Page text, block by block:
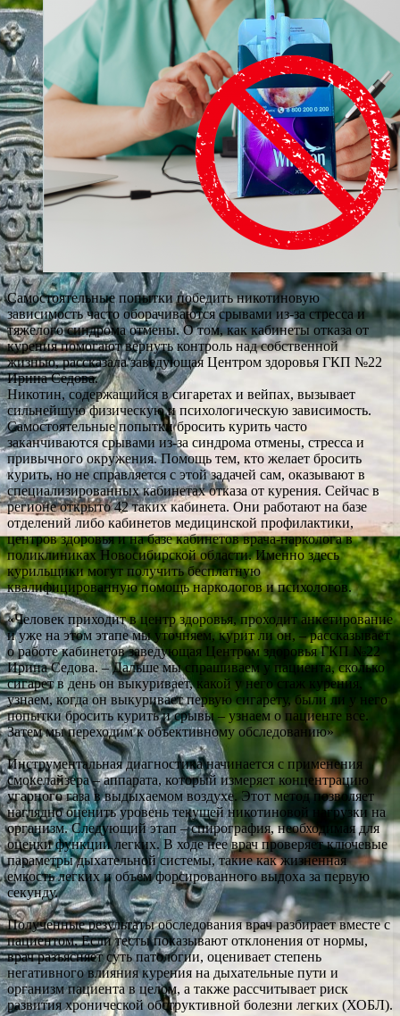
Самостоятельные попытки победить никотиновую
зависимость часто оборачиваются срывами из-за стресса и
тяжелого синдрома отмены. О том, как кабинеты отказа от
курения помогают вернуть контроль над собственной
жизнью, рассказала заведующая Центром здоровья ГКП №22
Ирина Седова.
Никотин, содержащийся в сигаретах и вейпах, вызывает
сильнейшую физическую и психологическую зависимость.
Самостоятельные попытки бросить курить часто
заканчиваются срывами из-за синдрома отмены, стресса и
привычного окружения. Помощь тем, кто желает бросить
курить, но не справляется с этой задачей сам, оказывают в
специализированных кабинетах отказа от курения. Сейчас в
регионе открыто 42 таких кабинета. Они работают на базе
отделений либо кабинетов медицинской профилактики,
центров здоровья и на базе кабинетов врача-нарколога в
поликлиниках Новосибирской области. Именно здесь
курильщики могут получить бесплатную
квалифицированную помощь наркологов и психологов.
«Человек приходит в центр здоровья, проходит анкетирование
и уже на этом этапе мы уточняем, курит ли он, – рассказывает
о работе кабинетов заведующая Центром здоровья ГКП №22
Ирина Седова. – Дальше мы спрашиваем у пациента, сколько
сигарет в день он выкуривает, какой у него стаж курения,
узнаем, когда он выкуривает первую сигарету, были ли у него
попытки бросить курить и срывы – узнаем о пациенте все.
Затем мы переходим к объективному обследованию»
Инструментальная диагностика начинается с применения
смокелайзера – аппарата, который измеряет концентрацию
угарного газа в выдыхаемом воздухе. Этот метод позволяет
наглядно оценить уровень текущей никотиновой нагрузки на
организм. Следующий этап – спирография, необходимая для
оценки функции легких. В ходе нее врач проверяет ключевые
параметры дыхательной системы, такие как жизненная
емкость легких и объем форсированного выдоха за первую
секунду.
Полученные результаты обследования врач разбирает вместе с
пациентом. Если тесты показывают отклонения от нормы,
врач разъясняет суть патологии, оценивает степень
негативного влияния курения на дыхательные пути и
организм пациента в целом, а также рассчитывает риск
развития хронической обструктивной болезни легких (ХОБЛ).